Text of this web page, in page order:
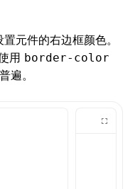
置元件的右边框颜色。
用 border-color
遍。